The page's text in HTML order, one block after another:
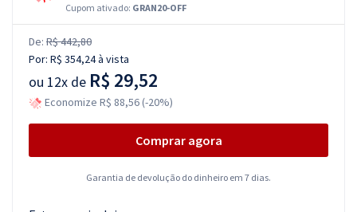
Cupom ativado: GRAN20-OFF
De: R$ 442,80
Por: R$ 354,24à vista
ou 12x de R$ 29,52
Economize R$ 88,56 (-20%)
Comprar agora
Garantia de devolução do dinheiro em 7 dias.